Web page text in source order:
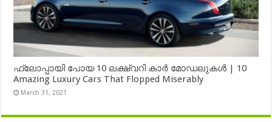
ഫ്ലോപ്പായി പോയ 10 ലക്ഷ്വറി കാർ മോഡലുകൾ | 10
Amazing Luxury Cars That Flopped Miserably
March 31, 2021